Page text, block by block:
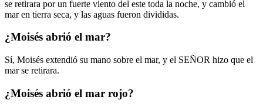
se retirara por un fuerte viento del este toda la noche, y cambió el
mar en tierra seca, y las aguas fueron divididas.
¿Moisés abrió el mar?
Sí, Moisés extendió su mano sobre el mar, y el SEÑOR hizo que el
mar se retirara.
¿Moisés abrió el mar rojo?